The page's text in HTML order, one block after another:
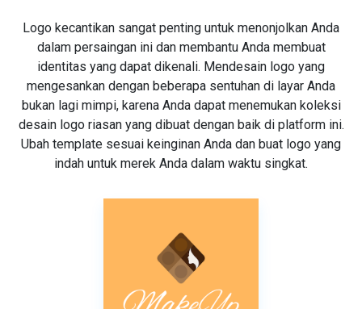
Logo kecantikan sangat penting untuk menonjolkan Anda
dalam persaingan ini dan membantu Anda membuat
identitas yang dapat dikenali. Mendesain logo yang
mengesankan dengan beberapa sentuhan di layar Anda
bukan lagi mimpi, karena Anda dapat menemukan koleksi
desain logo riasan yang dibuat dengan baik di platform ini.
Ubah template sesuai keinginan Anda dan buat logo yang
indah untuk merek Anda dalam waktu singkat.